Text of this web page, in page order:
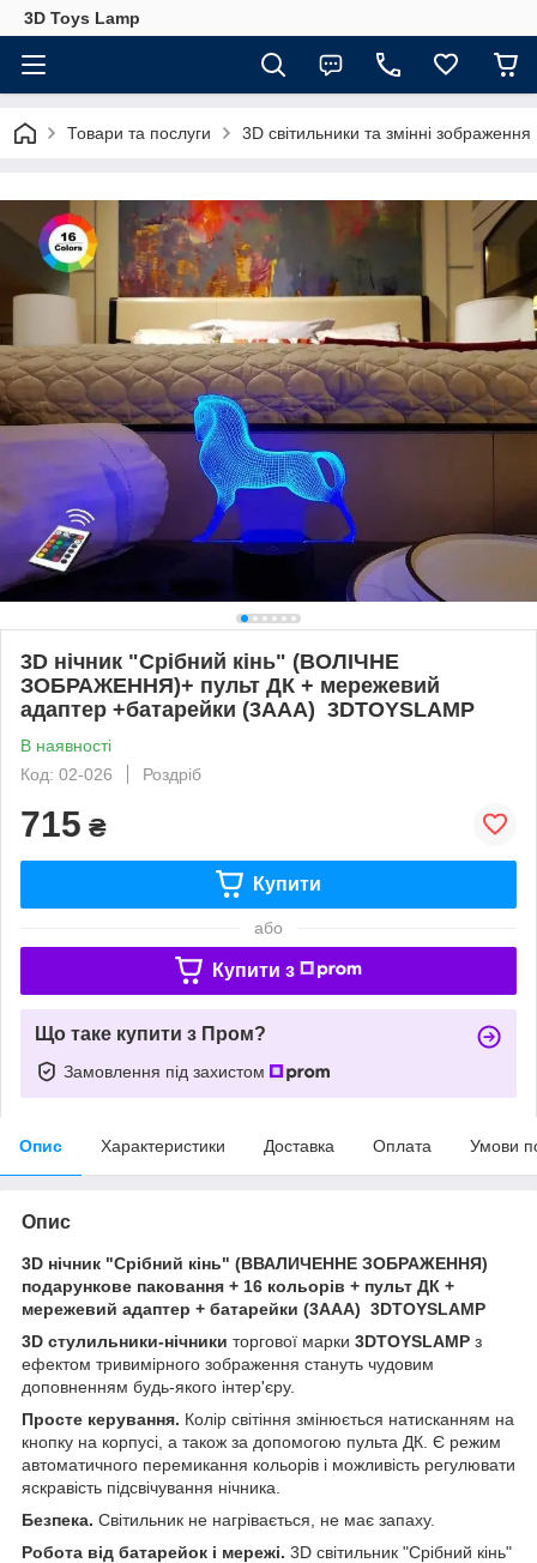
3D Toys Lamp
Товари та послуги 3D світильники та змінні зображення
3D нічник "Срібний кінь" (ВОЛІЧНЕ
ЗОБРАЖЕННЯ)+ пульт ДК + мережевий
адаптер +батарейки (3ААА) 3DTOYSLAMP
В наявності
Код: 02-026
Роздріб
715 ₴
Купити
або
Купити з
Що таке купити з Пром?
Замовлення під захистом
Опис Характеристики Доставка Оплата Умови
Опис
3D нічник "Срібний кінь" (ВВАЛИЧЕННЕ ЗОБРАЖЕННЯ)
подарункове паковання + 16 кольорів + пульт ДК +
мережевий адаптер + батарейки (3ААА) 3DTOYSLAMP
3D стулильники-нічники торгової марки 3DTOYSLAMP з
ефектом тривимірного зображення стануть чудовим
доповненням будь-якого інтер'єру.
Просте керування. Колір світіння змінюється натисканням на
кнопку на корпусі, а також за допомогою пульта ДК. Є режим
автоматичного перемикання кольорів і можливість регулювати
яскравість підсвічування нічника.
Безпека. Світильник не нагрівається, не має запаху.
Робота від батарейок і мережі. 3D світильник "Срібний кінь"